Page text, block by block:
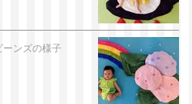
ンズの様子